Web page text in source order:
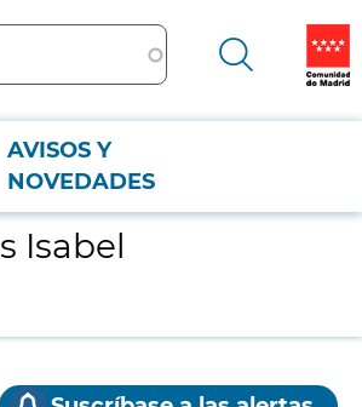
AVISOS Y
NOVEDADES
Isabel